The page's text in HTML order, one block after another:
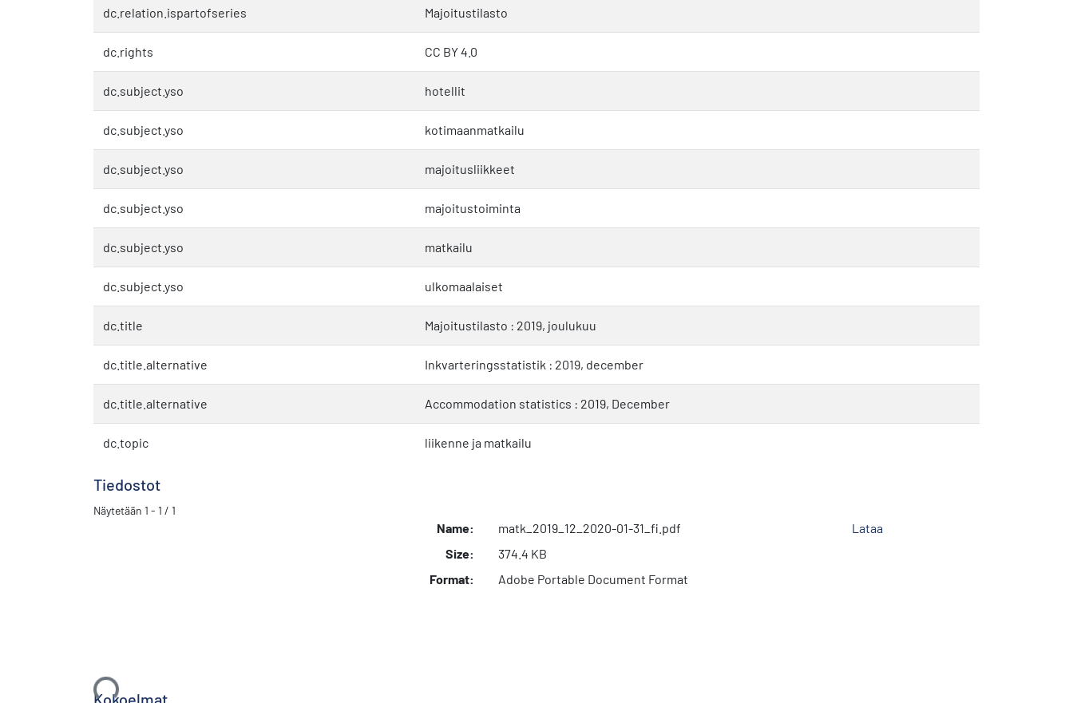
dc.relation.ispartofseries Majoitustilasto
dc.rights CC BY 4.0
dc.subject.yso hotellit
dc.subject.yso kotimaanmatkailu
dc.subject.yso majoitusliikkeet
dc.subject.yso majoitustoiminta
dc.subject.yso matkailu
dc.subject.yso ulkomaalaiset
dc.title Majoitustilasto : 2019, joulukuu
dc.title.alternative Inkvarteringsstatistik : 2019, december
dc.title.alternative Accommodation statistics : 2019, December
dc.topic liikenne ja matkailu
Tiedostot
Näytetään 1 - 1 / 1
Ladataan...
Name:
matk_2019_12_2020-01-31_fi.pdf
Size:
374.4 KB
Format:
Adobe Portable Document Format
Lataa
Kokoelmat